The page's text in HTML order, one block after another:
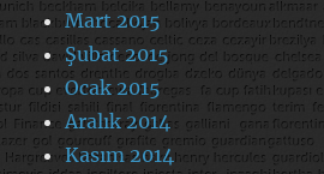
Mart 2015
Şubat 2015
Ocak 2015
Aralık 2014
Kasım 2014